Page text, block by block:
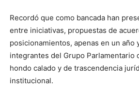
Recordó que como bancada han
entre iniciativas, propuestas de
posicionamientos, apenas en un año
integrantes del Grupo Parlamentario
hondo calado y de trascendencia
institucional.